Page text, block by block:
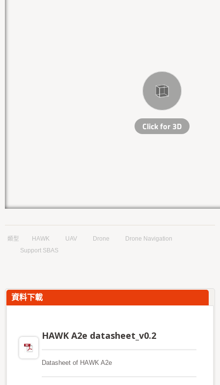
類型 HAWK UAV Drone
Drone Navigation
Support SBAS
資料下載
HAWK A2e datasheet_v0.2
Datasheet of HAWK A2e